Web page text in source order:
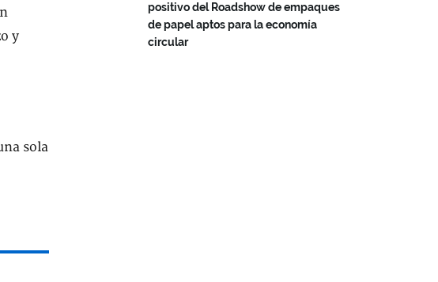
y
sola
positivo del Roadshow de empaques
de papel aptos para la economía
circular